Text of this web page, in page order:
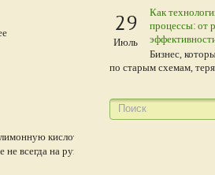
29
Июль
Как
процессы: от
Бизнес,
по старым схемам,
кислоту или другие
всегда на руку строителям или